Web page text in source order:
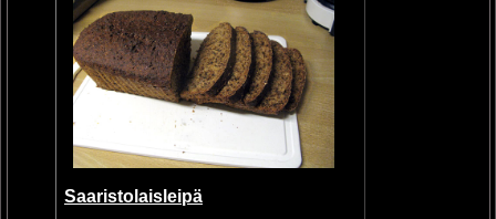
Saaristolaisleipä